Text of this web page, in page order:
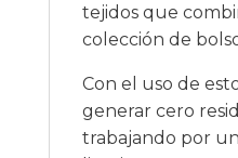
tejidos que
colección de
Con el uso de
generar cero
trabajando por